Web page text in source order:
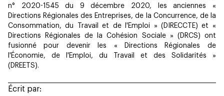
n° 2020-1545 du 9 décembre 2020, les anciennes «
Directions Régionales des Entreprises, de la Concurrence, de la
Consommation, du Travail et de l'Emploi » (DIRECCTE) et «
Directions Régionales de la Cohésion Sociale » (DRCS) ont
fusionné pour devenir les « Directions Régionales de
l'Économie, de l'Emploi, du Travail et des Solidarités »
(DREETS).
Écrit par: